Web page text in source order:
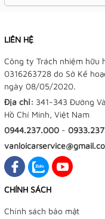
LIÊN HỆ
Công ty Trách nhiệm hữu
0316263728 do Sở Kế
ngày 08/05/2020.
Địa chỉ: 341-343 Đường
Hồ Chí Minh, Việt Nam
0944.237.000 -
CHÍNH SÁCH
Chính sách bảo mật